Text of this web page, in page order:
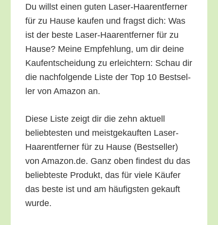
Du willst einen guten Laser-Haar­ent­fer­ner
für zu Hau­se kau­fen und fragst dich: Was
ist der bes­te Laser-Haar­ent­fer­ner für zu
Hau­se? Mei­ne Emp­feh­lung, um dir dei­ne
Kauf­ent­schei­dung zu erleich­tern: Schau dir
die nach­fol­gen­de Lis­te der Top 10 Best­sel­
ler von Ama­zon an.
Die­se Lis­te zeigt dir die zehn aktu­ell
belieb­tes­ten und meist­ge­kauf­ten Laser-
Haar­ent­fer­ner für zu Hau­se (Best­sel­ler)
von Amazon.de. Ganz oben fin­dest du das
belieb­tes­te Pro­dukt, das für vie­le Käu­fer
das bes­te ist und am häu­figs­ten gekauft
wurde.